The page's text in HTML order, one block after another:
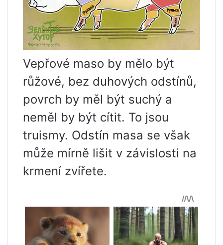
Vepřové maso by mělo být
růžové, bez duhových odstínů,
povrch by měl být suchý a
neměl by být cítit. To jsou
truismy. Odstín masa se však
může mírně lišit v závislosti na
krmení zvířete.